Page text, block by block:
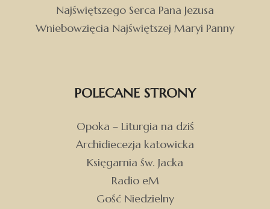
Najświętszego Serca Pana Jezusa
Wniebowzięcia Najświętszej Maryi Panny
POLECANE STRONY
Opoka – Liturgia na dziś
Archidiecezja katowicka
Księgarnia św. Jacka
Radio eM
Gość Niedzielny